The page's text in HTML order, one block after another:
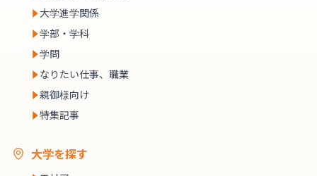
大学進学関係
学部・学科
学問
なりたい仕事、職業
親御様向け
特集記事
大学を探す